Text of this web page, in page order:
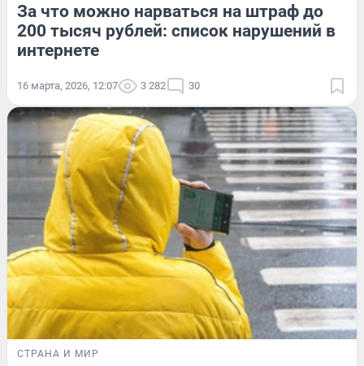
За что можно нарваться на штраф до
200 тысяч рублей: список нарушений в
интернете
16 марта, 2026, 12:07 3 282 30
СТРАНА И МИР